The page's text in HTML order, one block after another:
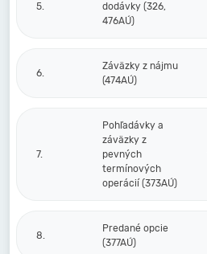
5.
dodávky (326,
476AÚ)
6.
Záväzky z nájmu
(474AÚ)
7.
Pohľadávky a
záväzky z
pevných
termínových
operácií (373AÚ)
8.
Predané opcie
(377AÚ)